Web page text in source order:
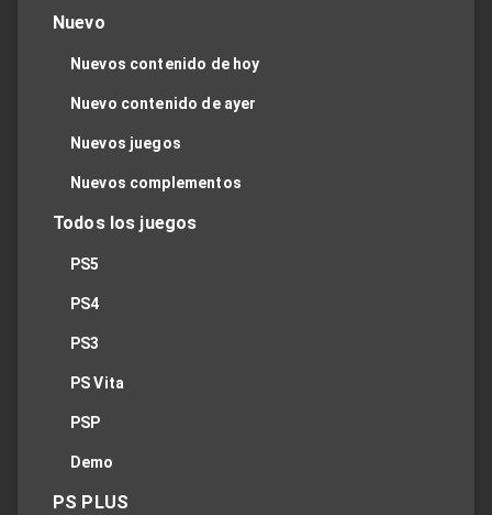
Nuevo
Nuevos contenido de hoy
Nuevo contenido de ayer
Nuevos juegos
Nuevos complementos
Todos los juegos
PS5
PS4
PS3
PS Vita
PSP
Demo
PS PLUS